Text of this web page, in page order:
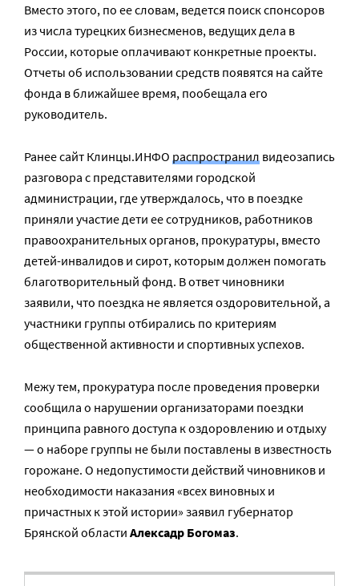
Вместо этого, по ее словам, ведется поиск спонсоров
из числа турецких бизнесменов, ведущих дела в
России, которые оплачивают конкретные проекты.
Отчеты об использовании средств появятся на сайте
фонда в ближайшее время, пообещала его
руководитель.
Ранее сайт Клинцы.ИНФО распространил видеозапись
разговора с представителями городской
администрации, где утверждалось, что в поездке
приняли участие дети ее сотрудников, работников
правоохранительных органов, прокуратуры, вместо
детей-инвалидов и сирот, которым должен помогать
благотворительный фонд. В ответ чиновники
заявили, что поездка не является оздоровительной, а
участники группы отбирались по критериям
общественной активности и спортивных успехов.
Межу тем, прокуратура после проведения проверки
сообщила о нарушении организаторами поездки
принципа равного доступа к оздоровлению и отдыху
— о наборе группы не были поставлены в известность
горожане. О недопустимости действий чиновников и
необходимости наказания «всех виновных и
причастных к этой истории» заявил губернатор
Брянской области Алексадр Богомаз.